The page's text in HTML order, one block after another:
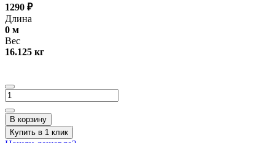
1290 ₽
Длина
0 м
Вес
16.125 кг
В корзину
Купить в 1 клик